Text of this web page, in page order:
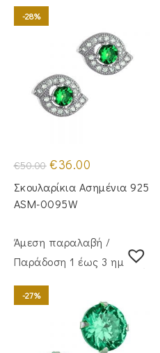
-28%
€50.00 Original
price
was:
€50.00.
€36.00
τιμή
είναι:
Σκουλαρίκια Ασημένια 925
ASM-0095W
Άμεση παραλαβή /
Παράδoση 1 έως 3 ημέρες
-27%